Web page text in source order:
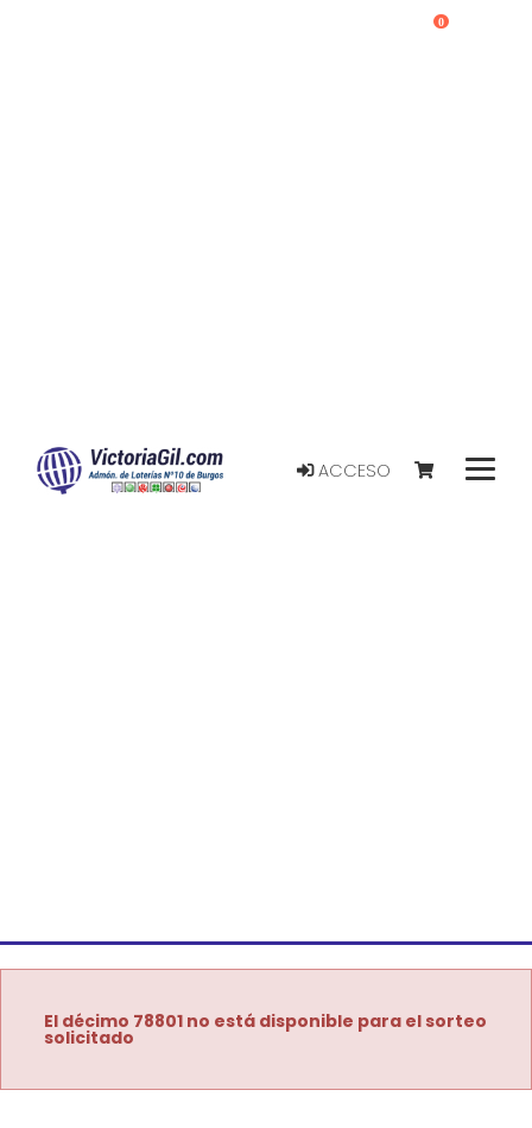
ACCESO
0
El décimo 78801 no está disponible para el sorteo
solicitado